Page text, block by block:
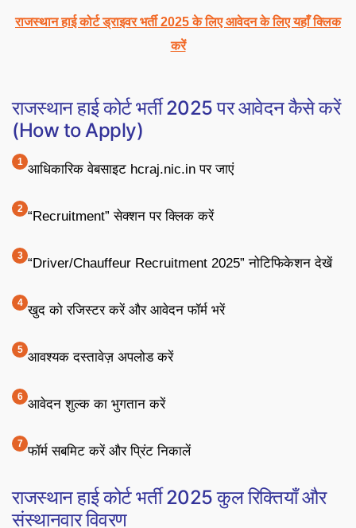
राजस्थान हाई कोर्ट ड्राइवर भर्ती 2025 के लिए आवेदन के लिए यहाँ क्लिक
करें
राजस्थान हाई कोर्ट भर्ती 2025 पर आवेदन कैसे करें
(How to Apply)
आधिकारिक वेबसाइट hcraj.nic.in पर जाएं
“Recruitment” सेक्शन पर क्लिक करें
“Driver/Chauffeur Recruitment 2025” नोटिफिकेशन देखें
खुद को रजिस्टर करें और आवेदन फॉर्म भरें
आवश्यक दस्तावेज़ अपलोड करें
आवेदन शुल्क का भुगतान करें
फॉर्म सबमिट करें और प्रिंट निकालें
राजस्थान हाई कोर्ट भर्ती 2025 कुल रिक्तियाँ और
संस्थानवार विवरण